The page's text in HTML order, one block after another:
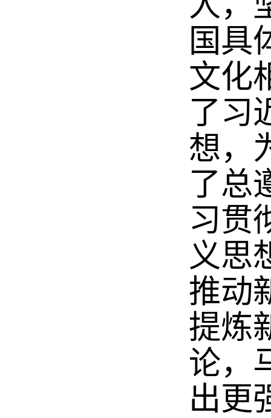
国具
文化
了习
想，
了总
习贯
义思
推动
提炼
论，
出更